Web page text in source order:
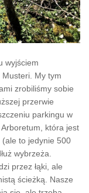
wyjściem
Musteri. My tym
zrobiliśmy sobie
przerwie
parkingu w
która jest
to jedynie 500
wybrzeża.
przez łąki, ale
ścieżką. Nasze